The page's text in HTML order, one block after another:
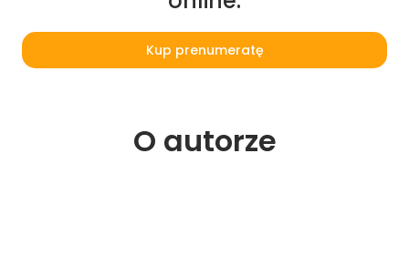
Kup prenumeratę
O autorze